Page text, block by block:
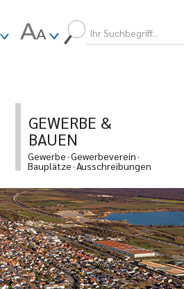
GEWERBE &
BAUEN
Gewerbe Gewerbeverein
Bauplätze Ausschreibungen